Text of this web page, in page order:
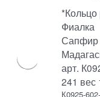
*Кольцо
Фиалка
Сапфир
арт.
241 вес
К0925-